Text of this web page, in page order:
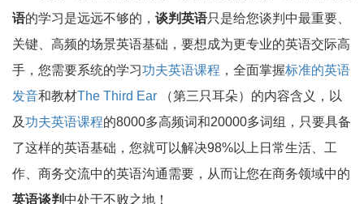
语的学习是远远不够的， 谈判英语只是给您谈判中最重要、
关键、高频的场景英语基础，要想成为更专业的英语交际高
手，您需要系统的学习功夫英语课程 ，全面掌握标准的英语
发音和教材The Third Ear
（第三只耳朵）的内容含义，以
及功夫英语课程的8000多高频词和20000多词组，只要具备
了这样的英语基础，您就可以解决98%以上日常生活、工
作、商务交流中的英语沟通需要，从而让您在商务领域中的
英语谈判 中处于不败之地！